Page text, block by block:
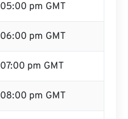
05:00 pm GMT
06:00 pm GMT
07:00 pm GMT
08:00 pm GMT